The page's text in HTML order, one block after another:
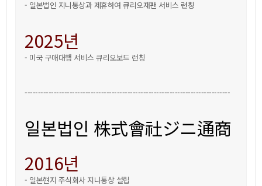
-일본법인지니통상과제휴하여큐리오재팬서비스런칭
2025년
-미국구매대행서비스큐리오보드런칭
------------------------------------------------------------------------------
일본법인株式會社ジニ通商
2016년
-일본현지주식회사지니통상설립